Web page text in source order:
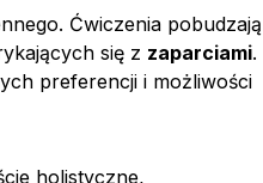
Ćwiczenia pobudzają
się z zaparciami.
preferencji i możliwości
holistyczne,